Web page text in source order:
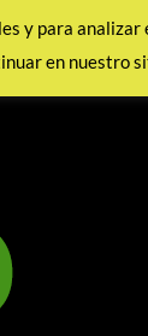
y para
en nuestro